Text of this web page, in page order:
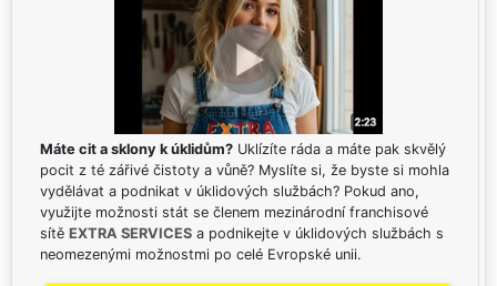
Máte cit a sklony k úklidům? Uklízíte ráda a máte pak skvělý
pocit z té zářivé čistoty a vůně? Myslíte si, že byste si mohla
vydělávat a podnikat v úklidových službách? Pokud ano,
využijte možnosti stát se členem mezinárodní franchisové
sítě EXTRA SERVICES a podnikejte v úklidových službách s
neomezenými možnostmi po celé Evropské unii.